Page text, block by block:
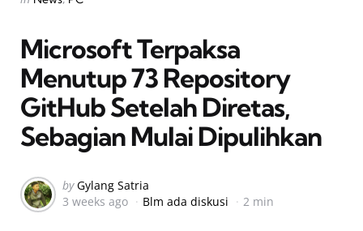
Microsoft Terpaksa
Menutup 73 Repository
GitHub Setelah Diretas,
Sebagian Mulai Dipulihkan
Posted
by
by Gylang Satria
3 weeks ago
Blm ada diskusi 2 min